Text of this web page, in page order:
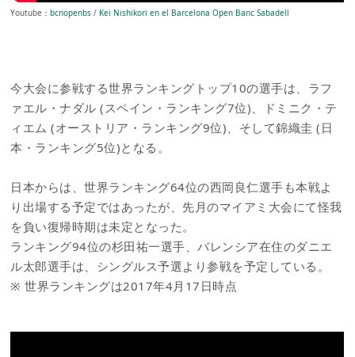
Youtube：bcnopenbs / Kei Nishikori en el Barcelona Open Banc Sabadell
今大会に参戦する世界ランキングトップ10の選手は、ラフ
ァエル・ナダル (スペイン・ランキング7位)、ドミニク・テ
ィエム (オーストリア・ランキング9位)、そして錦織圭 (日
本・ランキング5位)となる。
日本からは、世界ランキング64位の西岡良仁選手も本戦よ
り出場する予定ではあったが、先月のマイアミ大会にて怪我
を負い復帰時期は未定となった。
ランキング94位の杉田祐一選手、バレンシア在住のダニエ
ル太郎選手は、シングルス予選より参戦を予定している。
※ 世界ランキングは2017年4月17日時点